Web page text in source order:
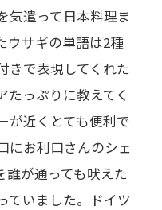
気遣って日本料理ま
ウサギの単語は2種
きで表現してくれた
たっぷりに教えてく
が近くとても便利で
にお利口さんのシェ
誰が通っても吠えた
ていました。ドイツ